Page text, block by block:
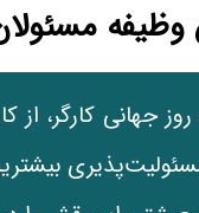
روز جهانی کارگر،